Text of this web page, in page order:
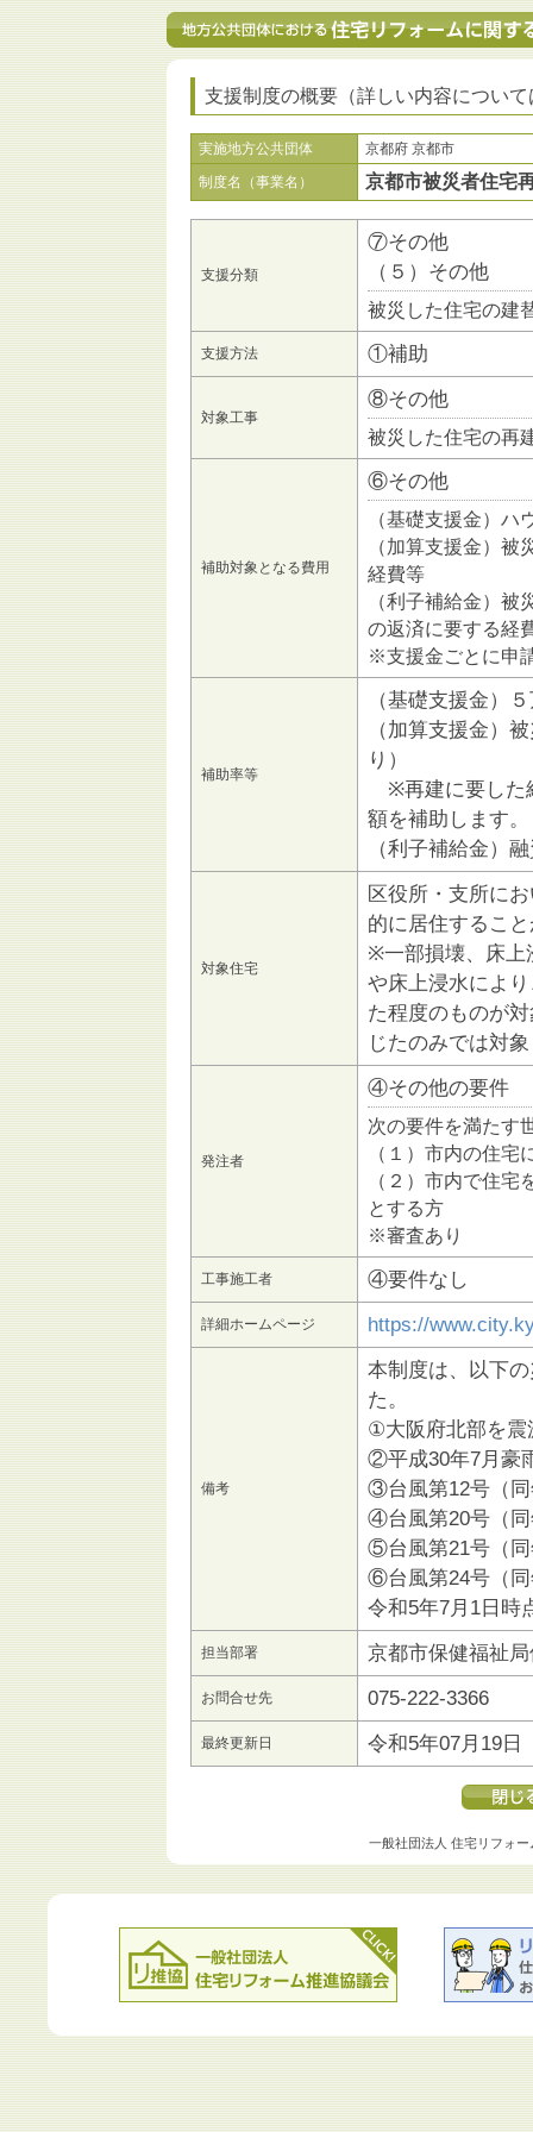
支援制度の概要（詳しい内容につい
実施地方公共団体
京都府 京都市
制度名（事業名）
京都市被災者住宅
支援分類
⑦その他
（５）その他
被災した住宅の建
支援方法 ①補助
対象工事
⑧その他
被災した住宅の再
補助対象となる費用
⑥その他
（基礎支援金）
（加算支援金）
経費等
（利子補給金）
の返済に要する経
※支援金ごとに申
補助率等
（基礎支援金）
（加算支援金）
り）
※再建に要した
額を補助します。
（利子補給金）
対象住宅
区役所・支所に
的に居住するこ
※一部損壊、床上
や床上浸水によ
た程度のものが
じたのみでは対
発注者
④その他の要件
次の要件を満たす
（１）市内の住
（２）市内で住
とする方
※審査あり
工事施工者 ④要件なし
詳細ホームページ https://
備考
本制度は、以下
た。
①大阪府北部を震
②平成30年7月豪
③台風第12号（同
④台風第20号（同
⑤台風第21号（
⑥台風第24号（同
令和5年7月1日時
担当部署 京都市保健福祉
お問合せ先 075-222-3366
最終更新日 令和5年07月19日
一般社団法人 住宅リフォー